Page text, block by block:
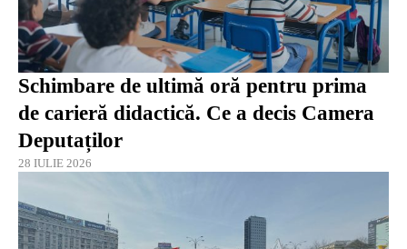
Schimbare de ultimă oră pentru prima
de carieră didactică. Ce a decis Camera
Deputaților
28 IULIE 2026